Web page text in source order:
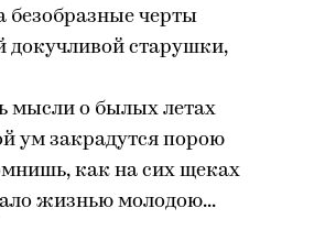
безобразные черты
докучливой старушки,
мысли о былых летах
ум закрадутся порою
как на сих щеках
жизнью молодою...